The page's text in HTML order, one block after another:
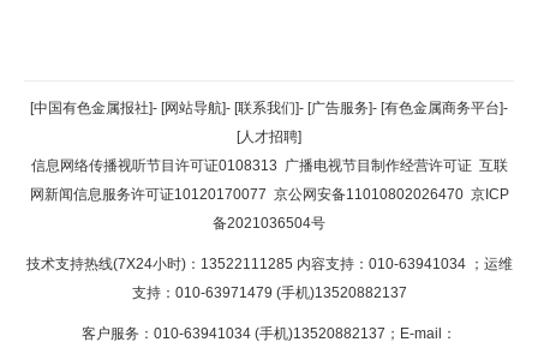
返回顶部
返回首页
[中国有色金属报社]- [网站导航]- [联系我们]- [广告服务]- [有色金属商务平台]-
[人才招聘]
信息网络传播视听节目许可证0108313 广播电视节目制作经营许可证 互联
网新闻信息服务许可证10120170077 京公网安备11010802026470 京ICP
备2021036504号
技术支持热线(7X24小时)：13522111285 内容支持：010-63941034 ；运维
支持：010-63971479 (手机)13520882137
客户服务：010-63941034 (手机)13520882137；E-mail：